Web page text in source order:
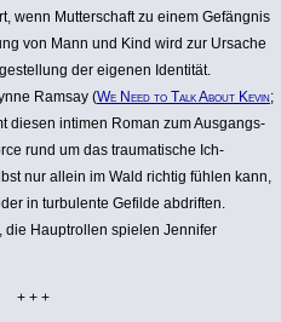
wenn Mutter­schaft zu einem Gefängnis
von Mann und Kind wird zur Ursache
der eigenen Identität.
Ramsay (We Need to Talk About Kevin;
diesen intimen Roman zum Ausgangs­
rund um das trau­ma­ti­sche Ich-
nur allein im Wald richtig fühlen kann,
in turbu­lente Gefilde abdriften.
die Haupt­rollen spielen Jennifer
+ + +